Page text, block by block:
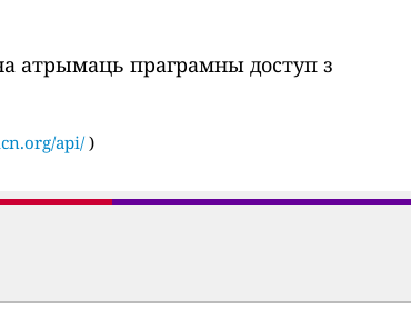
атрымаць праграмны доступ з
api/)